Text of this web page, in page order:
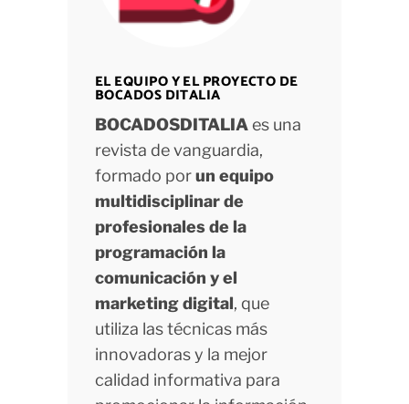
EL EQUIPO Y EL PROYECTO DE
BOCADOS DITALIA
BOCADOSDITALIAes una
revista de vanguardia,
formado porun equipo
multidisciplinar de
profesionales de la
programación la
comunicación y el
marketing digital, que
utiliza las técnicas más
innovadoras y la mejor
calidad informativa para